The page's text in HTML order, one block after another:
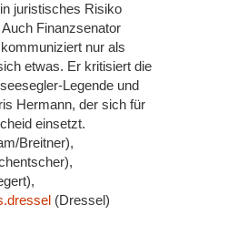
juristisches Risiko
Finanzsenator
nur als
etwas. Er kritisiert die
Legende und
Hermann, der sich für
einsetzt.
Breitner),
(Dressel)